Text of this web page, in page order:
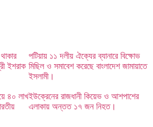
ইশরাক
পটিয়ায় ১১ দলীয় ঐক্যের ব্যানারে বিক্ষোভ
মিছিল ও সমাবেশ করেছে বাংলাদেশ জামায়াতে
ইসলামী।
৪০ লাখইউক্রেনের রাজধানী কিয়েভ ও আশপাশের
এলাকায় অন্তত ১৭ জন নিহত।